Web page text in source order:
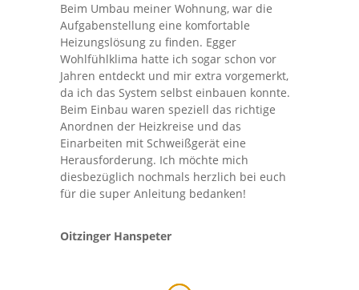
Beim Umbau meiner Wohnung, war die
Aufgabenstellung eine komfortable
Heizungslösung zu finden. Egger
Wohlfühlklima hatte ich sogar schon vor
Jahren entdeckt und mir extra vorgemerkt,
da ich das System selbst einbauen konnte.
Beim Einbau waren speziell das richtige
Anordnen der Heizkreise und das
Einarbeiten mit Schweißgerät eine
Herausforderung. Ich möchte mich
diesbezüglich nochmals herzlich bei euch
für die super Anleitung bedanken!
Oitzinger Hanspeter